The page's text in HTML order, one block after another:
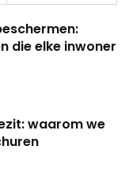
die elke inwoner
waarom we